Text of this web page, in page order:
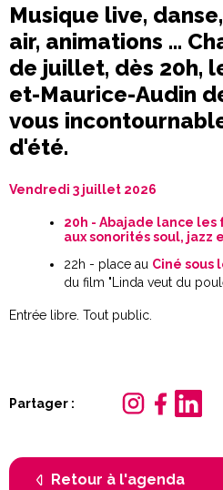
Musique live,
air, animations …
de juillet, dès 20h,
et-Maurice-Audin
vous
d'été.
Vendredi 3 juillet 2026
20h - Abajade lance
aux sonorités soul, jazz
22h - place au Ciné sous
du film "Linda veut du
Entrée libre. Tout public.
Partager :
Retour à l'agenda